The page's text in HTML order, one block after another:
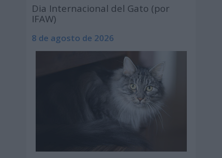
Dia Internacional del Gato (por
IFAW)
8 de agosto de 2026